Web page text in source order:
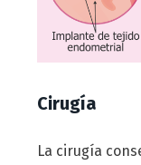
Cirugía
La cirugía